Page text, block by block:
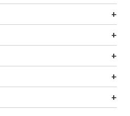
+
+
+
+
+